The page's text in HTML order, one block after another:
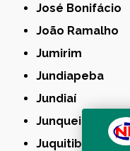
José Bonifácio
João Ramalho
Jumirim
Jundiapeba
Jundiaí
Junqueirópolis
Juquitiba